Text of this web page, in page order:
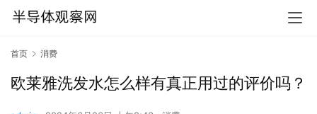
首页 消费
欧莱雅洗发水怎么样有真正用过的评价吗？